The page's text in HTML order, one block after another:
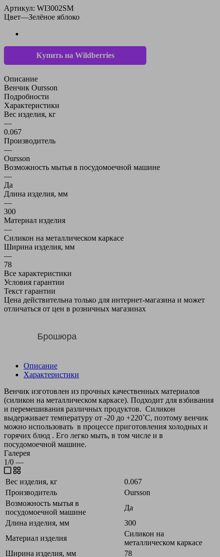
Артикул: WI3002SM
Цвет—Зелёное яблоко
Купить на Wildberries
Описание
Венчик Oursson
Подробности
Характеристики
Вес изделия, кг
—
0.067
Производитель
—
Oursson
Возможность мытья в посудомоечной машине
—
Да
Длина изделия, мм
—
300
Материал изделия
—
Силикон на металлическом каркасе
Ширина изделия, мм
—
78
Все характеристики
Условия гарантии
Текст гарантии
Цена действительна только для интернет-магазина и может
отличаться от цен в розничных магазинах
Брошюра
Описание
Характеристики
Венчик изготовлен из прочных качественных материалов
(силикон на металлическом каркасе). Подходит для взбивания
и перемешивания различных продуктов. Силикон
выдерживает температуру от -20 до +220˚C, поэтому венчик
можно использовать в процессе приготовления холодных и
горячих блюд . Его легко мыть, в том числе и в
посудомоечной машине.
Галерея
1/0 —
Вес изделия, кг
0.067
Производитель
Oursson
Возможность мытья в
посудомоечной машине
Да
Длина изделия, мм
300
Материал изделия
Силикон на
металлическом каркасе
Ширина изделия, мм
78